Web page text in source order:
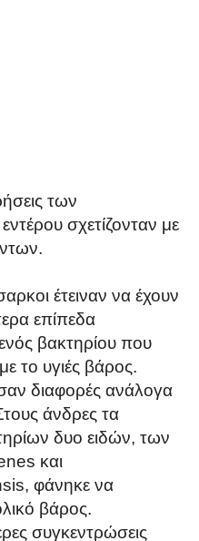
των
σχετίζονταν με
έτειναν να έχουν
επίπεδα
βακτηρίου που
το υγιές βάρος.
διαφορές ανάλογα
άνδρες τα
δυο ειδών, των
και
φάνηκε να
βάρος.
συγκεντρώσεις